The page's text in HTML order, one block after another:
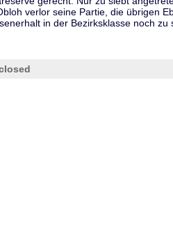
verlor seine Partie, die übrigen
in der Bezirksklasse noch zu